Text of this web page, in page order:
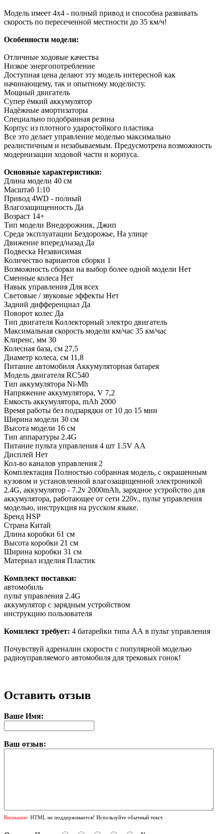
Модель имеет 4x4 - полный привод и способна развивать
скорость по пересеченной местности до 35 км/ч!
Особенности модели:
Отличные ходовые качества
Низкое энергопотребление
Доступная цена делают эту модель интересной как
начинающему, так и опытному моделисту.
Мощный двигатель
Супер ёмкий аккумулятор
Надёжные амортизаторы
Специально подобранная резина
Корпус из плотного ударостойкого пластика
Все это делает управление моделью максимально
реалистичным и незабываемым. Предусмотрена возможность
модернизации ходовой части и корпуса.
Основные характеристики:
Длина модели 40 см
Масштаб 1:10
Привод 4WD - полный
Влагозащищенность Да
Возраст 14+
Тип модели Внедорожник, Джип
Среда эксплуатации Бездорожье, На улице
Движение вперед/назад Да
Подвеска Независимая
Количество вариантов сборки 1
Возможность сборки на выбор более одной модели Нет
Сменные колеса Нет
Навык управления Для всех
Световые / звуковые эффекты Нет
Задний дифференциал Да
Поворот колес Да
Тип двигателя Коллекторный электро двигатель
Максимальная скорость модели км/час 35 км/час
Клиренс, мм 30
Колесная база, см 27,5
Диаметр колеса, см 11,8
Питание автомобиля Аккумуляторная батарея
Модель двигателя RC540
Тип аккумулятора Ni-Mh
Напряжение аккумулятора, V 7,2
Емкость аккумулятора, mAh 2000
Время работы без подзарядки от 10 до 15 мин
Ширина модели 30 см
Высота модели 16 см
Тип аппаратуры 2.4G
Питание пульта управления 4 шт 1.5V AA
Дисплей Нет
Кол-во каналов управления 2
Комплектация Полностью собранная модель, с окрашенным
кузовом и установленной влагозащищенной электроникой
2.4G, аккумулятор - 7.2v 2000mAh, зарядное устройство для
аккумулятора, работающее от сети 220v., пульт управления
моделью, инструкция на русском языке.
Бренд HSP
Страна Китай
Длина коробки 61 см
Высота коробки 21 см
Ширина коробки 31 см
Материал изделия Пластик
Комплект поставки:
автомобиль
пульт управления 2.4G
аккумулятор с зарядным устройством
инструкцию пользователя
Комплект требует: 4 батарейки типа АА в пульт управления
Почувствуй адреналин скорости с популярной моделью
радиоуправляемого автомобиля для трековых гонок!
Оставить отзыв
Ваше Имя:
Ваш отзыв:
Внимание: HTML не поддерживается! Используйте обычный текст.